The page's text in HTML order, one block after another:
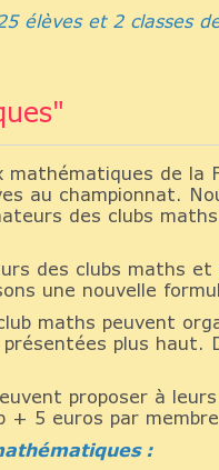
élèves et 2 classes
de la
au championnat.
des clubs
des clubs maths
une nouvelle
maths peuvent
plus
proposer à
+ 5 euros par
: